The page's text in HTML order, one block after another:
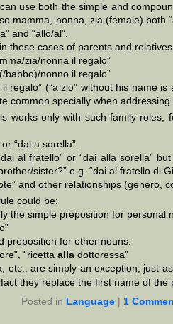
use both the simple and
mamma, nonna, zia (female) both
and “allo/al”.
these cases of parents and
zia/nonna il regalo”
babbo)/nonno il regalo”
il regalo” (”a zio” without his name
common specially when addressing
works only with such family roles,
“dai a sorella”.
al fratello” or “dai alla sorella”
sister?” e.g. “dai al fratello di
and other relationships (genero,
could be:
the simple preposition for personal
preposition for other nouns:
“ricetta alla dottoressa”
etc.. are simply an exception, just
they replace the first name of the
Posted in Language| 1